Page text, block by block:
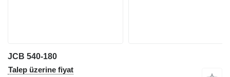
JCB 540-180
Talep üzerine fiyat